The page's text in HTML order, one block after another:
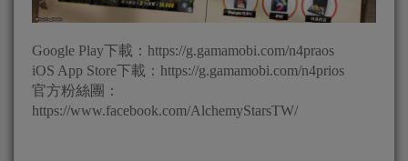
Google Play下載：https://g.gamamobi.com/n4praos
iOS App Store下載：https://g.gamamobi.com/n4prios
官方粉絲團：
https://www.facebook.com/AlchemyStarsTW/